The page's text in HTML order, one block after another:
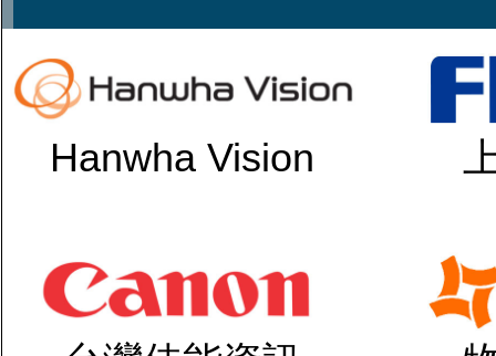
Hanwha Vision